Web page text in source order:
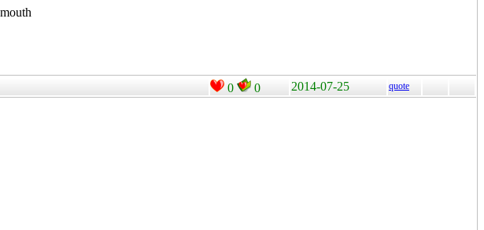
0 0 2014-07-25 quote